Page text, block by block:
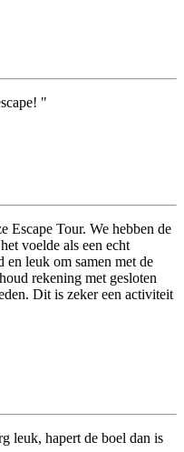
"
Escape Tour. We hebben de
voelde als een echt
en leuk om samen met de
rekening met gesloten
Dit is zeker een activiteit
leuk, hapert de boel dan is